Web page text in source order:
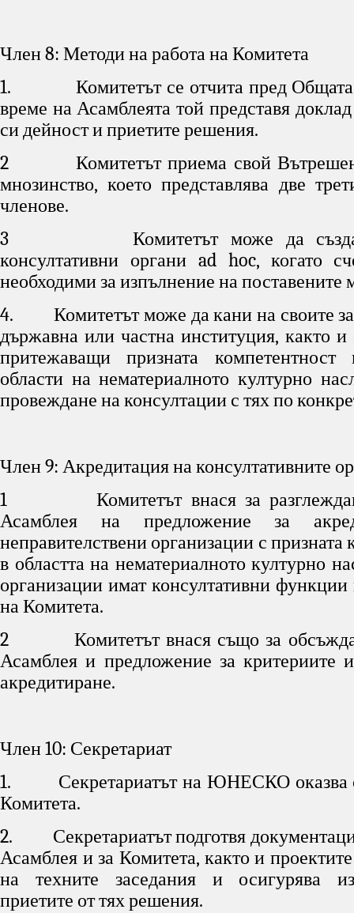
Член 8: Методи на работа на Комитета
1. Комитетът се отчита пред Общата
време на Асамблеята той представя доклад
си дейност и приетите решения.
2 Комитетът приема свой Вътрешен
мнозинство, което представлява две
членове.
3 Комитетът може да
консултативни органи ad hoc, когато
необходими за изпълнение на поставените
4. Комитетът може да кани на своите
държавна или частна институция, както и
притежаващи призната компетентност
области на нематериалното културно
провеждане на консултации с тях по
Член 9: Акредитация на консултативните
1 Комитетът внася за
Асамблея на предложение за
неправителствени организации с призната
в областта на нематериалното културно
организации имат консултативни
на Комитета.
2 Комитетът внася също за
Асамблея и предложение за критериите
акредитиране.
Член 10: Секретариат
1. Секретариатът на ЮНЕСКО оказва
Комитета.
2. Секретариатът подготвя
Асамблея и за Комитета, както и
на техните заседания и осигурява
приетите от тях решения.